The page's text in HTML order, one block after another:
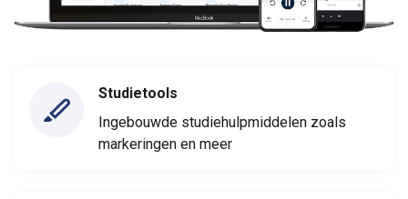
Studietools
Ingebouwde studiehulpmiddelen zoals
markeringen en meer